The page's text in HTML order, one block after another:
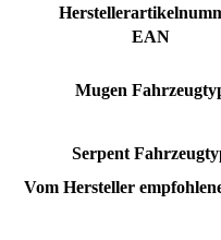
EAN
Mugen
Serpent
Vom Hersteller